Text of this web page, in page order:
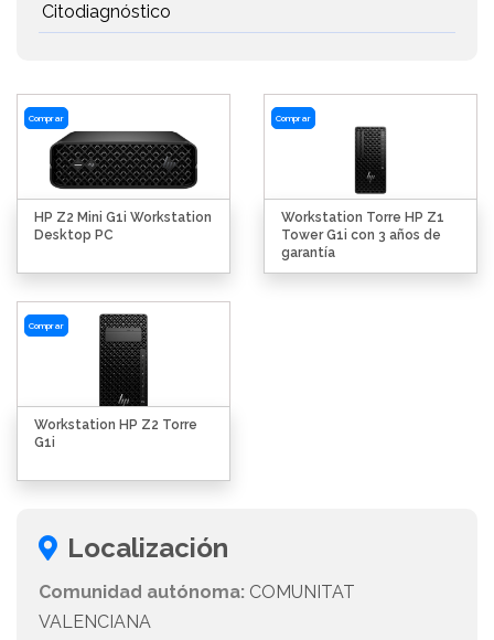
Citodiagnóstico
Comprar
HP Z2 Mini G1i Workstation
Desktop PC
Comprar
Workstation Torre HP Z1
Tower G1i con 3 años de
garantía
Comprar
Workstation HP Z2 Torre
G1i
Localización
Comunidad autónoma: COMUNITAT
VALENCIANA